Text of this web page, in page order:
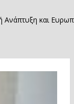
Ανάπτυξη και